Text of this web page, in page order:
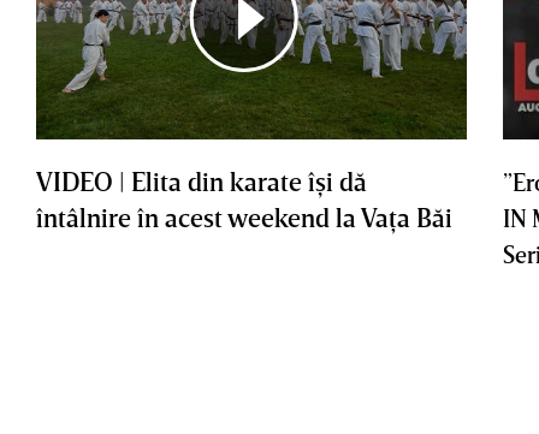
VIDEO | Elita din karate îşi dă
întâlnire în acest weekend la Vaţa Băi
IN